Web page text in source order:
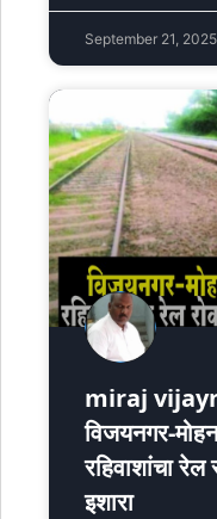
September 21, 2025
miraj
विजयनगर-
रहिवाशांचा
इशारा